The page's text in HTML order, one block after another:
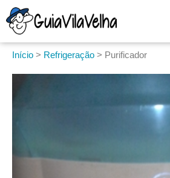
Início > Refrigeração > Purificador